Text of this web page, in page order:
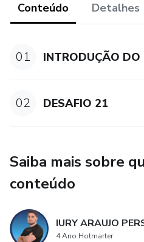
Conteúdo Detalhes
01 INTRODUÇÃO DO
02 DESAFIO 21
Saiba mais sobre
conteúdo
IURY ARAUJO
4 Ano Hotmarter